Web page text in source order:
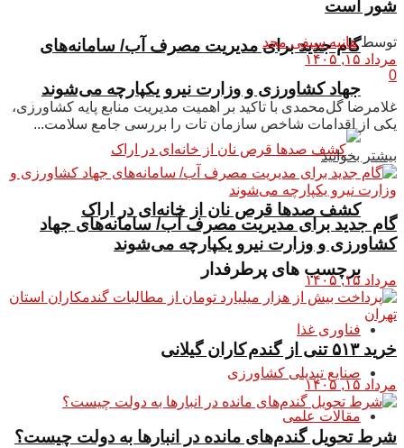
گام جدید برای مدیریت مصرف آب/ سامانه‌های
جهاد کشاورزی و وزارت نیرو یکپارچه می‌شوند
کشف صدها قرص نان از خانه‌ای در اراک
برچسب های پرطرفدار
فناوری غذا
صنایع تبدیلی کشاورزی
مقالات علمی
شور است
توسط هانیه سیفی مجد
مرداد ۱۵, ۱۴۰۵
0
غلامرضا گل‌محمدی با تاکید بر اهمیت مدیریت منابع پایه کشاورزی،
یکی از اقدامات شاخص سازمان تات را بررسی جامع سلامت...
بیشتر بخوانید
گام جدید برای مدیریت مصرف آب/ سامانه‌های جهاد
کشاورزی و وزارت نیرو یکپارچه می‌شوند
مرداد ۱۵, ۱۴۰۵
خرید ۵۱۳ تنی از گندم کاران گیلانی
مرداد ۱۵, ۱۴۰۵
شرط تحویل گندم‌های مانده در انبار‌ها به دولت چیست؟